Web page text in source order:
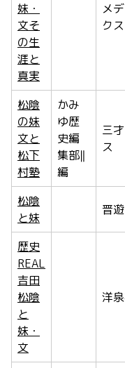
妹・
文そ
の生
涯と
真実
メ
クス
松陰
の妹
文と
松下
村塾
かみ
ゆ歴
史編
集部‖
編
三
ス
松陰
と妹
晋
歴史
REAL
吉田
松陰
と
妹・
文
洋